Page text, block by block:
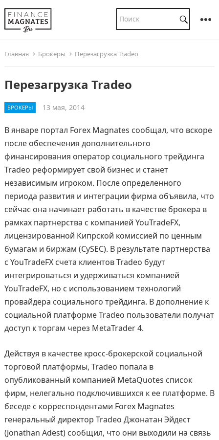
Главная Брокеры Перезагрузка Tradeo
Перезагрузка Tradeo
БРОКЕРЫ 13 мая, 2014
В январе портал Forex Magnates сообщал, что вскоре
после обеспечения дополнительного
финансирования оператор социального трейдинга
Tradeo реформирует свой бизнес и станет
независимым игроком. После определенного
периода развития и интеграции фирма объявила, что
сейчас она начинает работать в качестве брокера в
рамках партнерства с компанией YouTradeFX,
лицензированной Кипрской комиссией по ценным
бумагам и биржам (CySEC). В результате партнерства
с YouTradeFX счета клиентов Tradeo будут
интегрироваться и удерживаться компанией
YouTradeFX, но с использованием технологий
провайдера социального трейдинга. В дополнение к
социальной платформе Tradeo пользователи получат
доступ к торгам через MetaTrader 4.
Действуя в качестве кросс-брокерской социальной
торговой платформы, Tradeo попала в
опубликованный компанией MetaQuotes список
фирм, нелегально подключившихся к ее платформе. В
беседе с корреспондентами Forex Magnates
генеральный директор Tradeo Джонатан Эйдест
(Jonathan Adest) сообщил, что они выходили на связь